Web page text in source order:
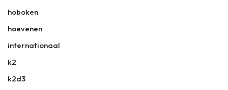
hoboken
hoevenen
internationaal
k2
k2d3